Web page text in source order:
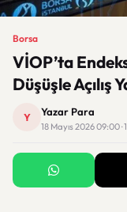
Borsa
VİOP’ta
Düşüşle Açılış
Y Yazar Para
18 Mayıs 2026 09:00 ·